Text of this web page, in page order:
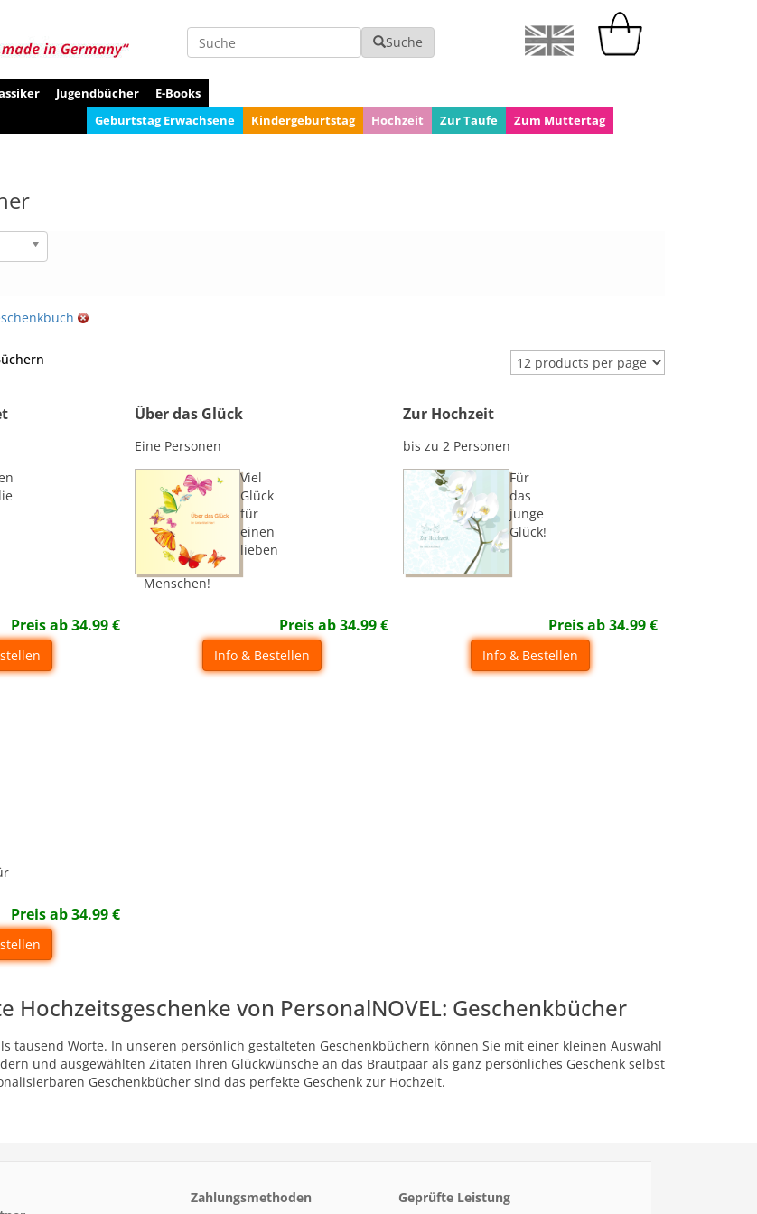
Suche Suche
Jugendbücher
E-Books
Geburtstag Erwachsene Kindergeburtstag Hochzeit Zur Taufe
Zum Muttertag
Preis ab34.99€
Über das Glück
Eine Personen
Viel
Glück
für
einen
lieben
Menschen!
Preis ab34.99 €
Info & Bestellen
Zur Hochzeit
bis zu 2 Personen
Für
das
junge
Glück!
Preis ab34.99€
Info & Bestellen
Preis ab34.99€
Hochzeitsgeschenke von PersonalNOVEL: Geschenkbücher
tausend Worte. In unseren persönlich gestalteten Geschenkbüchern können Sie mit einer kleinen Auswahl
und ausgewählten Zitaten Ihren Glückwünsche an das Brautpaar als ganz persönliches Geschenk selbst
Geschenkbücher sind das perfekte Geschenk zur Hochzeit.
Zahlungsmethoden Geprüfte Leistung